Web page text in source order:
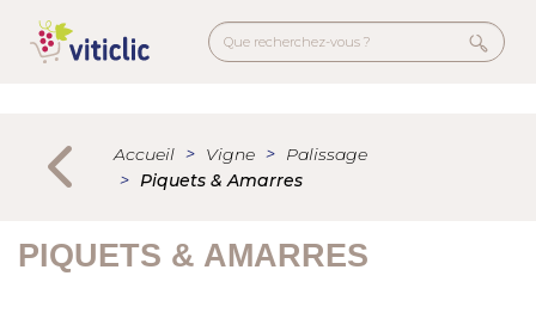
contenu
Accueil Vigne
Palissage
Piquets & Amarres
PIQUETS & AMARRES